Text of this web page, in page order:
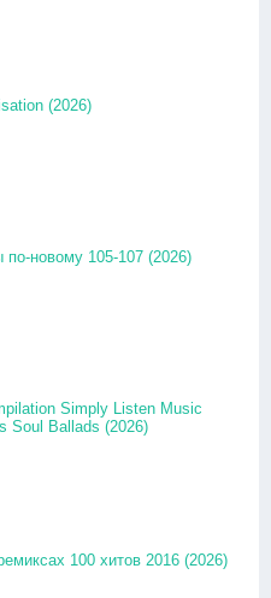
(2026)
по-новому 105-107 (2026)
Simply Listen Music
Soul Ballads (2026)
100 хитов 2016 (2026)